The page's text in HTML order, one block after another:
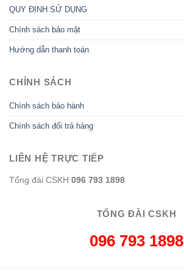
QUY ĐỊNH SỬ DỤNG
Chính sách bảo mật
Hướng dẫn thanh toán
CHÍNH SÁCH
Chính sách bảo hành
Chính sách đổi trả hàng
LIÊN HỆ TRỰC TIẾP
Tổng đài CSKH 096 793 1898
TỔNG ĐÀI CSKH
096 793 1898